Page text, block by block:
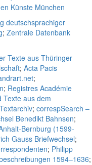
Künste München
deutschsprachiger
; Zentrale Datenbank
Texte aus Thüringer
; Acta Pacis
;
; Registres Académie
Texte aus dem
; correspSearch –
Benedikt Bahnsen;
Bernburg (1599-
Gauss Briefwechsel;
; Philipp
1594–1636;